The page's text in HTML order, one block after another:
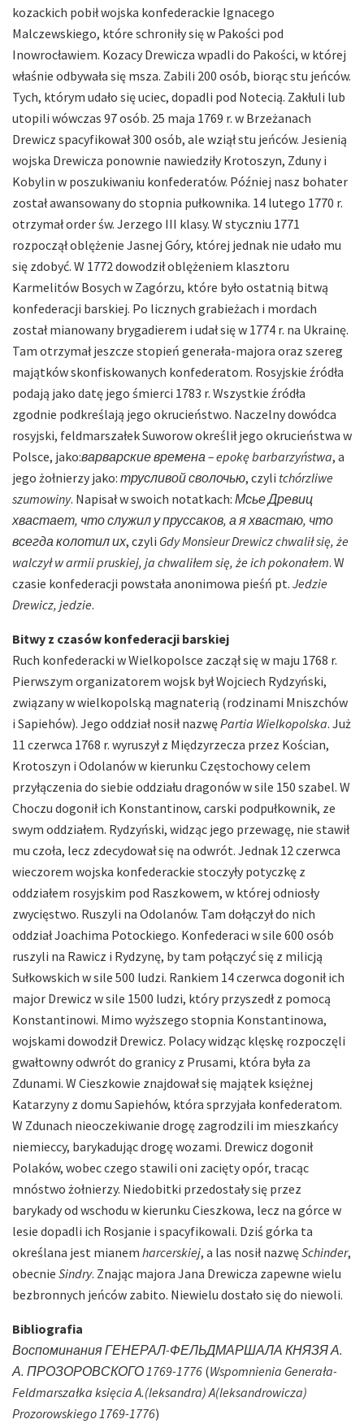
kozackich pobił wojska konfederackie Ignacego
Malczewskiego, które schroniły się w Pakości pod
Inowrocławiem. Kozacy Drewicza wpadli do Pakości, w której
właśnie odbywała się msza. Zabili 200 osób, biorąc stu jeńców.
Tych, którym udało się uciec, dopadli pod Notecią. Zakłuli lub
utopili wówczas 97 osób. 25 maja 1769 r. w Brzeżanach
Drewicz spacyfikował 300 osób, ale wziął stu jeńców. Jesienią
wojska Drewicza ponownie nawiedziły Krotoszyn, Zduny i
Kobylin w poszukiwaniu konfederatów. Później nasz bohater
został awansowany do stopnia pułkownika. 14 lutego 1770 r.
otrzymał order św. Jerzego III klasy. W styczniu 1771
rozpoczął oblężenie Jasnej Góry, której jednak nie udało mu
się zdobyć. W 1772 dowodził oblężeniem klasztoru
Karmelitów Bosych w Zagórzu, które było ostatnią bitwą
konfederacji barskiej. Po licznych grabieżach i mordach
został mianowany brygadierem i udał się w 1774 r. na Ukrainę.
Tam otrzymał jeszcze stopień generała-majora oraz szereg
majątków skonfiskowanych konfederatom. Rosyjskie źródła
podają jako datę jego śmierci 1783 r. Wszystkie źródła
zgodnie podkreślają jego okrucieństwo. Naczelny dowódca
rosyjski, feldmarszałek Suworow określił jego okrucieństwa w
Polsce, jako:варварские времена – epokę barbarzyństwa, a
jego żołnierzy jako: трусливой сволочью, czyli tchórzliwe
szumowiny. Napisał w swoich notatkach: Мсье Древиц
хвастает, что служил у пруссаков, а я хвастаю, что
всегда колотил их, czyli Gdy Monsieur Drewicz chwalił się, że
walczył w armii pruskiej, ja chwaliłem się, że ich pokonałem. W
czasie konfederacji powstała anonimowa pieśń pt. Jedzie
Drewicz, jedzie.
Bitwy z czasów konfederacji barskiej
Ruch konfederacki w Wielkopolsce zaczął się w maju 1768 r.
Pierwszym organizatorem wojsk był Wojciech Rydzyński,
związany w wielkopolską magnaterią (rodzinami Mniszchów
i Sapiehów). Jego oddział nosił nazwęPartia Wielkopolska. Już
11 czerwca 1768 r. wyruszył z Międzyrzecza przez Kościan,
Krotoszyn i Odolanów w kierunku Częstochowy celem
przyłączenia do siebie oddziału dragonów w sile 150 szabel. W
Choczu dogonił ich Konstantinow, carski podpułkownik, ze
swym oddziałem. Rydzyński, widząc jego przewagę, nie stawił
mu czoła, lecz zdecydował się na odwrót. Jednak 12 czerwca
wieczorem wojska konfederackie stoczyły potyczkę z
oddziałem rosyjskim pod Raszkowem, w której odniosły
zwycięstwo. Ruszyli na Odolanów. Tam dołączył do nich
oddział Joachima Potockiego. Konfederaci w sile 600 osób
ruszyli na Rawicz i Rydzynę, by tam połączyć się z milicją
Sułkowskich w sile 500 ludzi. Rankiem 14 czerwca dogonił ich
major Drewicz w sile 1500 ludzi, który przyszedł z pomocą
Konstantinowi. Mimo wyższego stopnia Konstantinowa,
wojskami dowodził Drewicz. Polacy widząc klęskę rozpoczęli
gwałtowny odwrót do granicy z Prusami, która była za
Zdunami. W Cieszkowie znajdował się majątek księżnej
Katarzyny z domu Sapiehów, która sprzyjała konfederatom.
W Zdunach nieoczekiwanie drogę zagrodzili im mieszkańcy
niemieccy, barykadując drogę wozami. Drewicz dogonił
Polaków, wobec czego stawili oni zacięty opór, tracąc
mnóstwo żołnierzy. Niedobitki przedostały się przez
barykady od wschodu w kierunku Cieszkowa, lecz na górce w
lesie dopadli ich Rosjanie i spacyfikowali. Dziś górka ta
określana jest mianem harcerskiej, a las nosił nazwęSchinder,
obecnie Sindry. Znając majora Jana Drewicza zapewne wielu
bezbronnych jeńców zabito. Niewielu dostało się do niewoli.
Bibliografia
Воспоминания ГЕНЕРАЛ-ФЕЛЬДМАРШАЛА КНЯЗЯ А.
А. ПРОЗОРОВСКОГО 1769-1776 (Wspomnienia Generała-
Feldmarszałka księcia A.(leksandra) A(leksandrowicza)
Prozorowskiego 1769-1776)